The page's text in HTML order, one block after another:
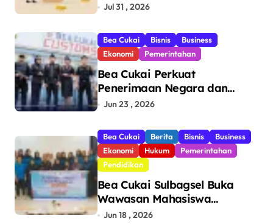
Terendah
Jul 31 , 2026
Bea Cukai Bisnis
Business
Ekonomi
Pemerintahan
Bea Cukai Perkuat
Penerimaan Negara dan
Pengawasan, Setor Rp123,8
Jun 23 , 2026
Bea Cukai Berita Bisnis
Business
Ekonomi
Hukum
Pemerintahan
Pendidikan
Bea Cukai Sulbagsel Buka
Wawasan Mahasiswa
Politeknik Bosowa tentang
Jun 18 , 2026